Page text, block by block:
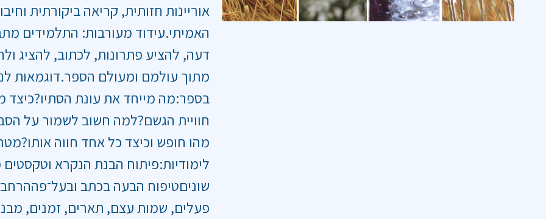
אוריינות חזותית, קריאה ביקורתית
האמיתי.עידוד מעורבות: התלמידים
דעה, להציע פתרונות, לכתוב, להציג
מתוך עולמם ומעולם הספר.דוגמאות
בספר:מה מייחד את עונת
חוויית הגשם?למה חשוב לשמור על
מהו חופש וכיצד כל אחד חווה
לימודיות:פיתוח הבנת הנקרא וטקסטים
שוניםטיפוח הבעה בכתב
פעלים, שמות עצם, תארים, זמנים,